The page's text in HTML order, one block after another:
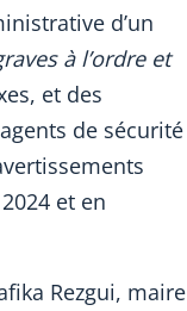
d’un
à l’ordre et
et des
de sécurité
et en
Rezgui, maire